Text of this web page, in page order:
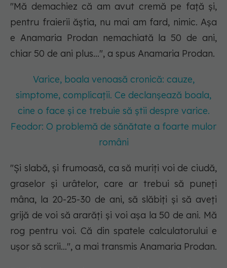
"Mă demachiez că am avut cremă pe față și,
pentru fraierii ăștia, nu mai am fard, nimic. Așa
e Anamaria Prodan nemachiată la 50 de ani,
chiar 50 de ani plus…", a spus Anamaria Prodan.
Varice, boala venoasă cronică: cauze,
simptome, complicații. Ce declanșează boala,
cine o face și ce trebuie să știi despre varice.
Feodor: O problemă de sănătate a foarte mulor
români
"Și slabă, și frumoasă, ca să muriți voi de ciudă,
graselor și urâtelor, care ar trebui să puneți
mâna, la 20-25-30 de ani, să slăbiți și să aveți
grijă de voi să ararăți și voi așa la 50 de ani. Mă
rog pentru voi. Că din spatele calculatorului e
ușor să scrii...", a mai transmis Anamaria Prodan.